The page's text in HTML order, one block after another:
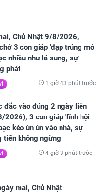
Chủ Nhật 9/8/2026,
3 con giáp 'đạp trúng mỏ
nhiều như lá sung, sự
phát
1 giờ 43 phút trước
đắc vào đúng 2 ngày liên
2026), 3 con giáp 'lĩnh hội
kéo ùn ùn vào nhà, sự
tiến không ngừng
4 giờ 3 phút trước
mai, Chủ Nhật